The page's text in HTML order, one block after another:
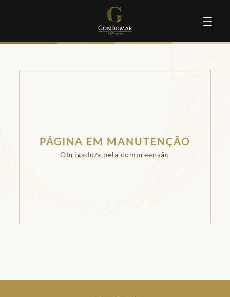
PÁGINA EM MANUTENÇÃO
Obrigado/a pela compreensão